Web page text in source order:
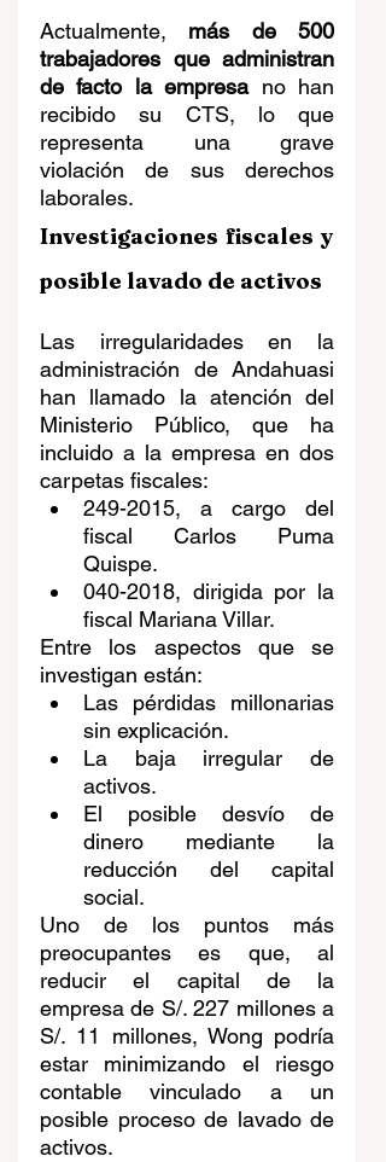
Actualmente, más de 500
trabajadores que administran
de facto la empresa no han
recibido su CTS, lo que
representa una grave
violación de sus derechos
laborales.
Investigaciones fiscales y
posible lavado de activos
Las irregularidades en la
administración de Andahuasi
han llamado la atención del
Ministerio Público, que ha
incluido a la empresa en dos
carpetas fiscales:
249-2015, a cargo del
fiscal Carlos Puma
Quispe.
040-2018, dirigida por la
fiscal Mariana Villar.
Entre los aspectos que se
investigan están:
Las pérdidas millonarias
sin explicación.
La baja irregular de
activos.
El posible desvío de
dinero mediante la
reducción del capital
social.
Uno de los puntos más
preocupantes es que, al
reducir el capital de la
empresa de S/. 227 millones a
S/. 11 millones, Wong podría
estar minimizando el riesgo
contable vinculado a un
posible proceso de lavado de
activos.